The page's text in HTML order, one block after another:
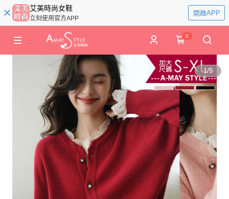
艾美時尚女鞋
立刻使用官方APP
開啟APP
0
1/5